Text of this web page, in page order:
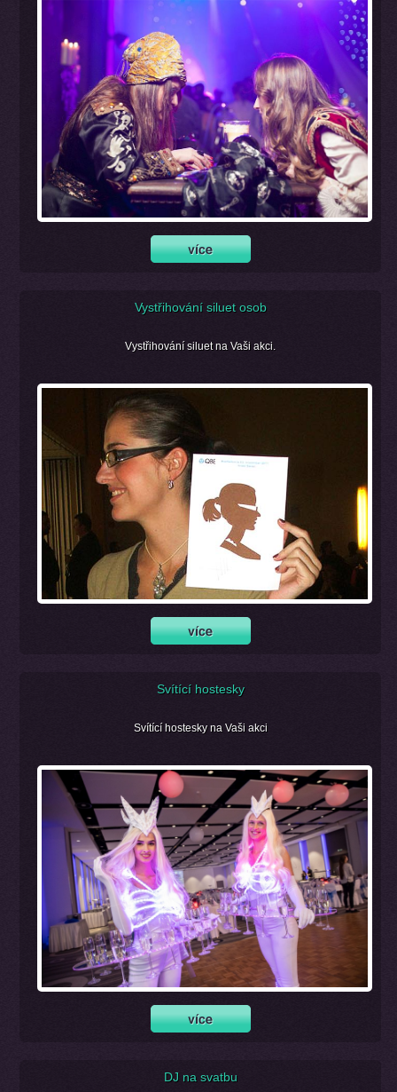
Vystřihování siluet osob
Vystřihování siluet na Vaši akci.
Svítící hostesky
Svítící hostesky na Vaši akci
DJ na svatbu